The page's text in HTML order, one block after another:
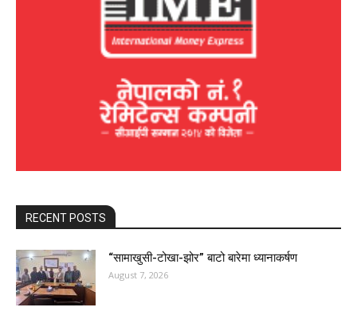
RECENT POSTS
“सामाखुसी-टोखा-झोर” बाटो बारेमा ध्यानाकर्षण
August 7, 2026